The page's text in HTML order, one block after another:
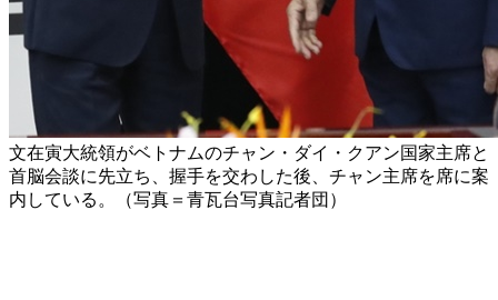
文在寅大統領がベトナムのチャン・ダイ・クアン国家主席と
首脳会談に先立ち、握手を交わした後、チャン主席を席に案
内している。（写真＝青瓦台写真記者団）